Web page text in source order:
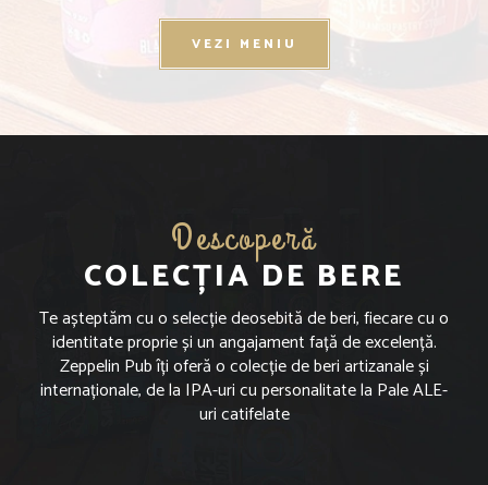
VEZI MENIU
Descoperă
COLECȚIA DE BERE
Te așteptăm cu o selecție deosebită de beri, fiecare cu o
identitate proprie și un angajament față de excelență.
Zeppelin Pub îți oferă o colecție de beri artizanale și
internaționale, de la IPA-uri cu personalitate la Pale ALE-
uri catifelate